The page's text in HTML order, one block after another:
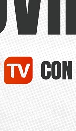
Compártelo:
También
No related posts.
ORIHUELA